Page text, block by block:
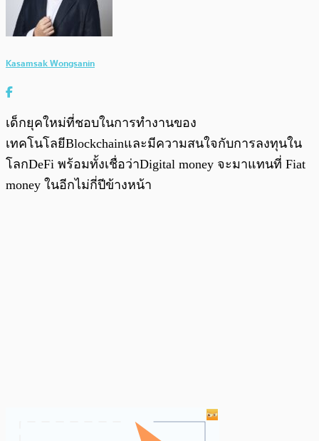
Kasamsak Wongsanin
เด็กยุคใหม่ที่ชอบในการทำงานของ
เทคโนโลยีBlockchainและมีความสนใจกับการลงทุนใน
โลกDeFi พร้อมทั้งเชื่อว่าDigital money จะมาแทนที่ Fiat
money ในอีกไม่กี่ปีข้างหน้า